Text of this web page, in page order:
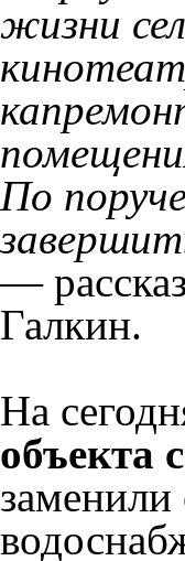
жизни
По
—
Галкин.
На
объекта